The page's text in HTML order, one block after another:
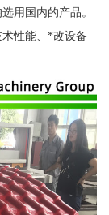
用国内的产品。
性能、*改设备